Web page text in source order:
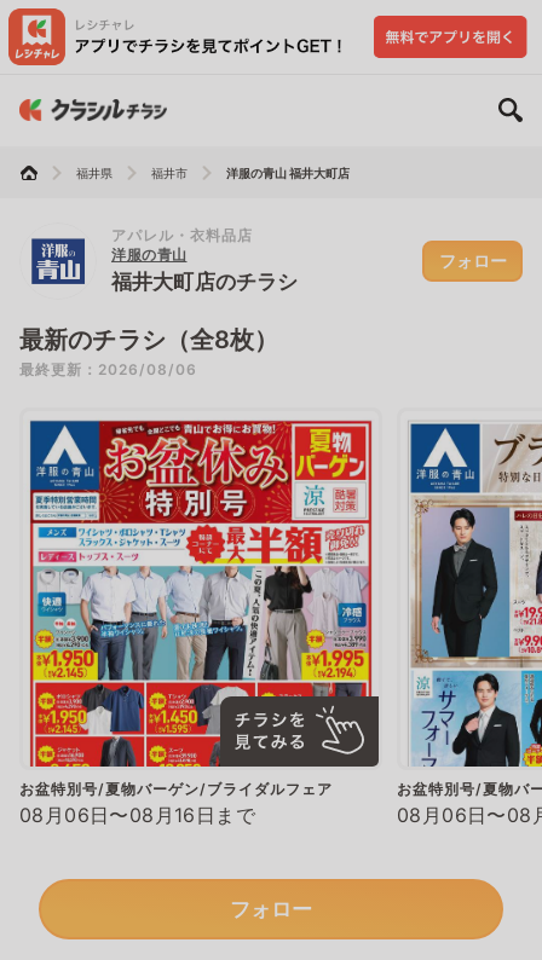
福井県 福井市 洋服の青山 福井大町店
アパレル・衣料品店
洋服の青山
福井大町店のチラシ
フォロー
最新のチラシ（全8枚）
最終更新：2026/08/06
お盆特別号/夏物バーゲン/ブライダルフェア
08月06日〜08月16日まで
お盆特別号/夏物バ
08月06日〜08
フォロー